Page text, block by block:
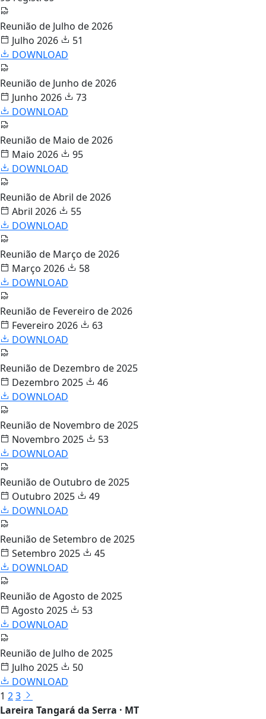
Reunião de Julho de 2026
Julho 2026
51
DOWNLOAD
Reunião de Junho de 2026
Junho 2026
73
DOWNLOAD
Reunião de Maio de 2026
Maio 2026
95
DOWNLOAD
Reunião de Abril de 2026
Abril 2026
55
DOWNLOAD
Reunião de Março de 2026
Março 2026
58
DOWNLOAD
Reunião de Fevereiro de 2026
Fevereiro 2026
63
DOWNLOAD
Reunião de Dezembro de 2025
Dezembro 2025
46
DOWNLOAD
Reunião de Novembro de 2025
Novembro 2025
53
DOWNLOAD
Reunião de Outubro de 2025
Outubro 2025
49
DOWNLOAD
Reunião de Setembro de 2025
Setembro 2025
45
DOWNLOAD
Reunião de Agosto de 2025
Agosto 2025
53
DOWNLOAD
Reunião de Julho de 2025
Julho 2025
50
DOWNLOAD
1 23
Lareira Tangará da Serra · MT